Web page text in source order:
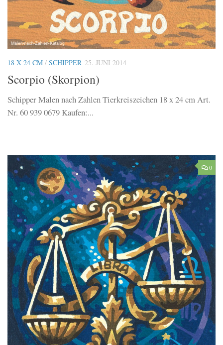
18 X 24 CM / SCHIPPER 25. JUNI 2014
Scorpio (Skorpion)
Schipper Malen nach Zahlen Tierkreiszeichen 18 x 24 cm Art.
Nr. 60 939 0679 Kaufen:...
0